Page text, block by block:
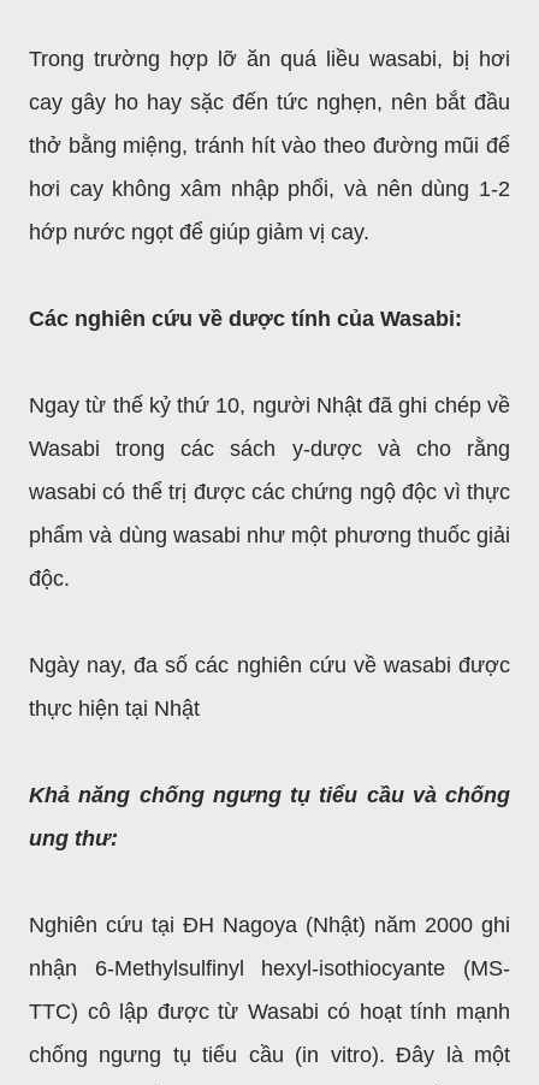
Trong trường hợp lỡ ăn quá liều wasabi, bị hơi
cay gây ho hay sặc đến tức nghẹn, nên bắt đầu
thở bằng miệng, tránh hít vào theo đường mũi để
hơi cay không xâm nhập phổi, và nên dùng 1-2
hớp nước ngọt để giúp giảm vị cay.
Các nghiên cứu về dược tính của Wasabi:
Ngay từ thế kỷ thứ 10, người Nhật đã ghi chép về
Wasabi trong các sách y-dược và cho rằng
wasabi có thể trị được các chứng ngộ độc vì thực
phẩm và dùng wasabi như một phương thuốc giải
độc.
Ngày nay, đa số các nghiên cứu về wasabi được
thực hiện tại Nhật
Khả năng chống ngưng tụ tiểu cầu và chống
ung thư:
Nghiên cứu tại ĐH Nagoya (Nhật) năm 2000 ghi
nhận 6-Methylsulfinyl hexyl-isothiocyante (MS-
TTC) cô lập được từ Wasabi có hoạt tính mạnh
chống ngưng tụ tiểu cầu (in vitro). Đây là một